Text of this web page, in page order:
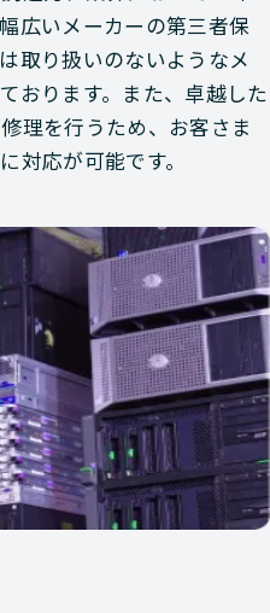
広いメーカーの第三者保
取り扱いのないようなメ
おります。また、卓越した
理を行うため、お客さま
対応が可能です。